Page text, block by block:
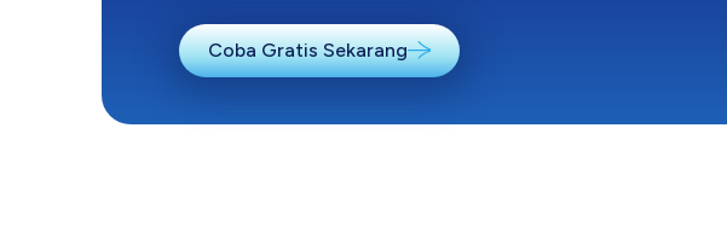
Coba Gratis Sekarang